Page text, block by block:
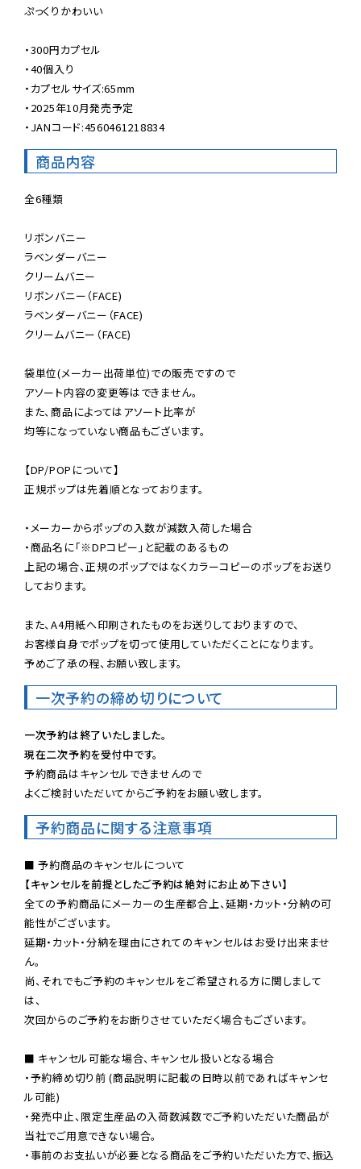
ぷっくりかわいい
・300円カプセル
・40個入り
・カプセルサイズ:65mm
・2025年10月発売予定
・JANコード:4560461218834
商品内容
全6種類
リボンバニー
ラベンダーバニー
クリームバニー
リボンバニー（FACE)
ラベンダーバニー（FACE)
クリームバニー（FACE)
袋単位(メーカー出荷単位)での販売ですので
アソート内容の変更等はできません。
また、商品によってはアソート比率が
均等になっていない商品もございます。
【DP/POPについて】
正規ポップは先着順となっております。
・メーカーからポップの入数が減数入荷した場合
・商品名に「※DPコピー」と記載のあるもの
上記の場合、正規のポップではなくカラーコピーのポップをお送り
しております。
また、A4用紙へ印刷されたものをお送りしておりますので、
お客様自身でポップを切って使用していただくことになります。
予めご了承の程、お願い致します。
一次予約の締め切りについて
一次予約は終了いたしました。
現在二次予約を受付中です。
予約商品はキャンセルできませんので
よくご検討いただいてからご予約をお願い致します。
予約商品に関する注意事項
【キャンセルを前提としたご予約は絶対にお止め下さい】
全ての予約商品にメーカーの生産都合上、延期・カット・分納の可
能性がございます。
延期・カット・分納を理由にされてのキャンセルはお受け出来ませ
ん。
尚、それでもご予約のキャンセルをご希望される方に関しまして
は、
次回からのご予約をお断りさせていただく場合もございます。
■ キャンセル可能な場合、キャンセル扱いとなる場合
・予約締め切り前 (商品説明に記載の日時以前であればキャンセ
ル可能)
・発売中止、限定生産品の入荷数減数でご予約いただいた商品が
当社でご用意できない場合。
・事前のお支払いが必要となる商品をご予約いただいた方で、振込